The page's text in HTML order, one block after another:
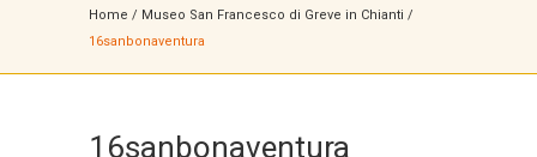
Home / Museo San Francesco di Greve in Chianti /
16sanbonaventura
16sanbonaventura